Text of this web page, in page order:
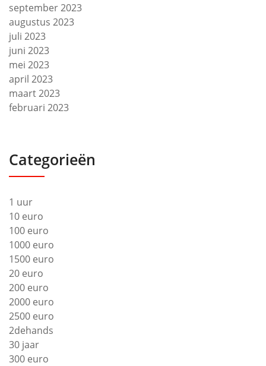
september 2023
augustus 2023
juli 2023
juni 2023
mei 2023
april 2023
maart 2023
februari 2023
Categorieën
1 uur
10 euro
100 euro
1000 euro
1500 euro
20 euro
200 euro
2000 euro
2500 euro
2dehands
30 jaar
300 euro